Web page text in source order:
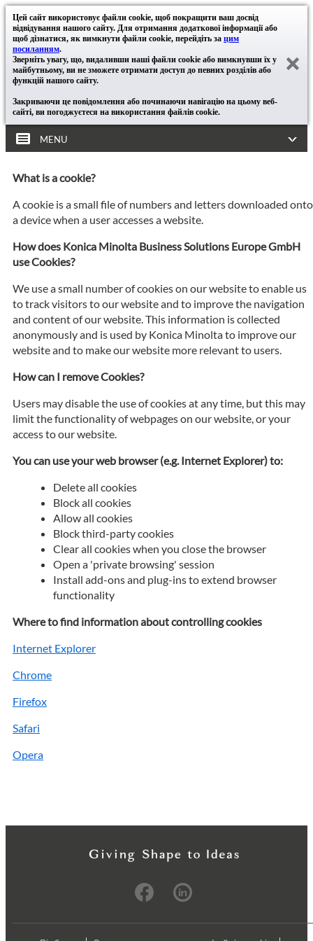
Цей сайт використовує файли cookie, щоб покращити ваш досвід
відвідування нашого сайту. Для отримання додаткової інформації або
щоб дізнатися, як вимкнути файли cookie, перейдіть за цим
посиланням.
Зверніть увагу, що, видаливши наші файли cookie або вимкнувши їх у
майбутньому, ви не зможете отримати доступ до певних розділів або
функцій нашого сайту.
Закриваючи це повідомлення або починаючи навігацію на цьому веб-
сайті, ви погоджуєтеся на використання файлів cookie.
MENU
What is a cookie?
A cookie is a small file of numbers and letters downloaded onto
a device when a user accesses a website.
How does Konica Minolta Business Solutions Europe GmbH
use Cookies?
We use a small number of cookies on our website to enable us
to track visitors to our website and to improve the navigation
and content of our website. This information is collected
anonymously and is used by Konica Minolta to improve our
website and to make our website more relevant to users.
How can I remove Cookies?
Users may disable the use of cookies at any time, but this may
limit the functionality of webpages on our website, or your
access to our website.
You can use your web browser (e.g. Internet Explorer) to:
Delete all cookies
Block all cookies
Allow all cookies
Block third-party cookies
Clear all cookies when you close the browser
Open a 'private browsing' session
Install add-ons and plug-ins to extend browser
functionality
Where to find information about controlling cookies
Internet Explorer
Chrome
Firefox
Safari
Opera